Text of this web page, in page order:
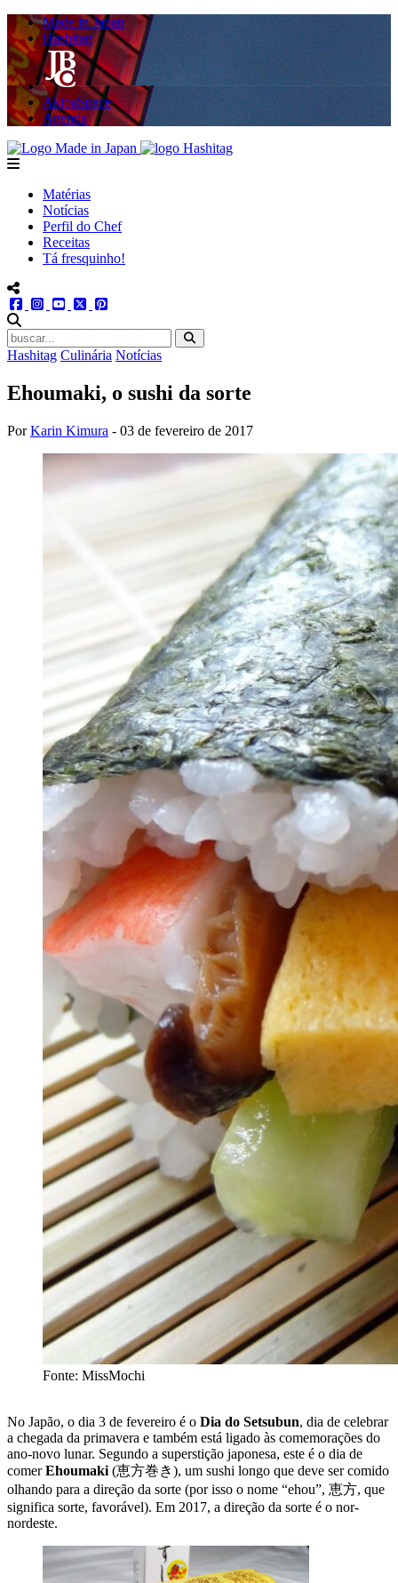
Made in Japan
Hashitag
AkibaSpace
Agenda
Powered By Made in Japan
Hashitag
menu
Matérias
Notícias
Perfil do Chef
Receitas
Tá fresquinho!
menu redes social
facebookinstagram
youtube
twitter
Hashitag Culinária Notícias
Ehoumaki, o sushi da sorte
PorKarin Kimura - 03 de fevereiro de 2017
Fonte: MissMochi
No Japão, o dia 3 de fevereiro é o Dia do Setsubun, dia de celebrar
a chegada da primavera e também está ligado às comemorações do
ano-novo lunar. Segundo a superstição japonesa, este é o dia de
comerEhoumaki (恵方巻き), um sushi longo que deve ser comido
olhando para a direção da sorte (por isso o nome “ehou”, 恵方, que
significa sorte, favorável). Em 2017, a direção da sorte é o nor-
nordeste.